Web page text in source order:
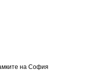
на София